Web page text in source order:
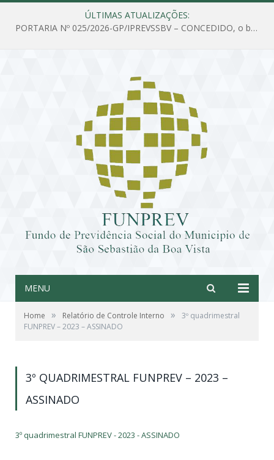
ÚLTIMAS ATUALIZAÇÕES:
PORTARIA Nº 025/2026-GP/IPREVSSBV – CONCEDIDO, o benefício de PENSÃO a MARIA ESTELA DOS SANTOS SOUZA
MENU
Home » Relatório de Controle Interno »
3º quadrimestral
FUNPREV – 2023 – ASSINADO
3º QUADRIMESTRAL FUNPREV – 2023 –
ASSINADO
3º quadrimestral FUNPREV - 2023 - ASSINADO